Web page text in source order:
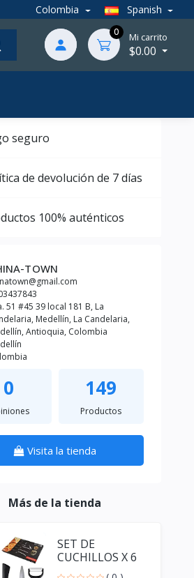
Colombia Spanish
0 Mi carrito
$0.00
seguro
de devolución de 7 días
100% auténticos
TOWN
51 #45 39 local 181 B, La
Medellín, La Candelaria,
Antioquia, Colombia
0 149
Productos
Visita la tienda
Más de la tienda
SET DE
CUCHILLOS X 6
PCS